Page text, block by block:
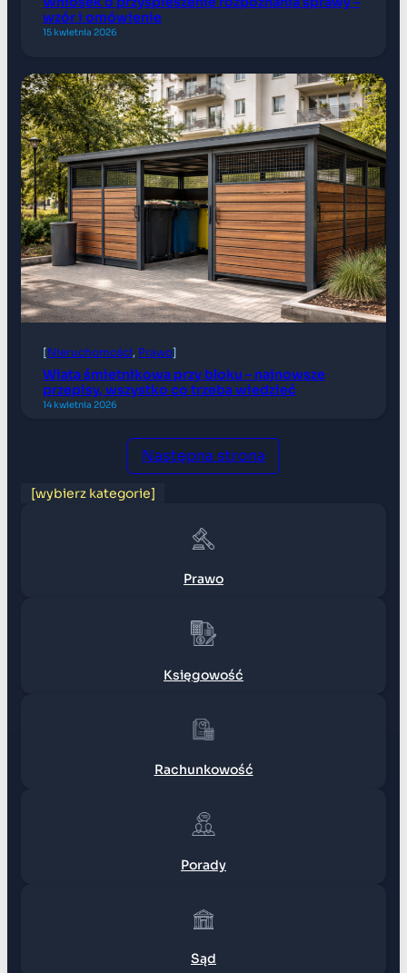
wzór i omówienie
15 kwietnia 2026
[Nieruchomości, Prawo]
Wiata śmietnikowa przy bloku – najnowsze
przepisy, wszystko co trzeba wiedzieć
14 kwietnia 2026
Następna strona
[wybierz kategorie]
Prawo
Księgowość
Rachunkowość
Porady
Sąd